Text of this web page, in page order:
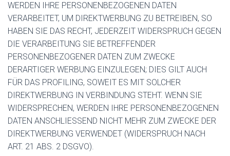
WERDEN IHRE PERSONENBEZOGENEN DATEN
VERARBEITET, UM DIREKTWERBUNG ZU BETREIBEN, SO
HABEN SIE DAS RECHT, JEDERZEIT WIDERSPRUCH GEGEN
DIE VERARBEITUNG SIE BETREFFENDER
PERSONENBEZOGENER DATEN ZUM ZWECKE
DERARTIGER WERBUNG EINZULEGEN; DIES GILT AUCH
FÜR DAS PROFILING, SOWEIT ES MIT SOLCHER
DIREKTWERBUNG IN VERBINDUNG STEHT. WENN SIE
WIDERSPRECHEN, WERDEN IHRE PERSONENBEZOGENEN
DATEN ANSCHLIESSEND NICHT MEHR ZUM ZWECKE DER
DIREKTWERBUNG VERWENDET (WIDERSPRUCH NACH
ART. 21 ABS. 2 DSGVO).